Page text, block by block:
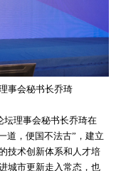
事会秘书长乔琦
理事会秘书长乔琦在
道，便国不法古”，建立
技术创新体系和人才培
城市更新走入常态，也